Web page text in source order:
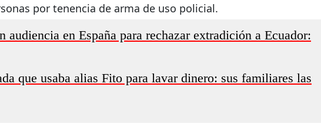
por tenencia de arma de uso policial.
audiencia en España para rechazar extradición a Ecuador:
que usaba alias Fito para lavar dinero: sus familiares las